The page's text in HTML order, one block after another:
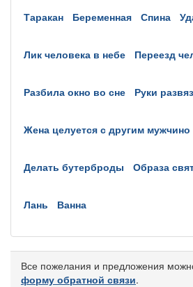
таракан беременная спина
лик человека в небе переезд
разбила окно во сне руки
жена целуется с другим мужчино
делать бутерброды образа
лань ванна
Все пожелания и предложения
форму обратной связи.